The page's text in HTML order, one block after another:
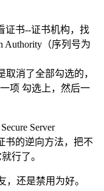
证书--证书机构，找
Authority（序列号为
取消了全部勾选的，
项 勾选上，然后一
Server
书的逆向方法，把不
行了。
，还是禁用为好。